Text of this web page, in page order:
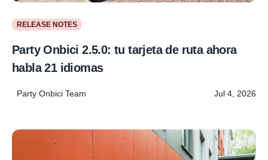
RELEASE NOTES
Party Onbici 2.5.0: tu tarjeta de ruta ahora
habla 21 idiomas
Party Onbici Team Jul 4, 2026